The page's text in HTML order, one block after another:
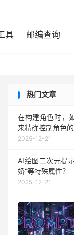
具 邮编查询
热门文章
在构建角色时，
来精确控制角色的
2025-12-21
AI绘图二次元提
娇”等特殊属性？
2025-12-21